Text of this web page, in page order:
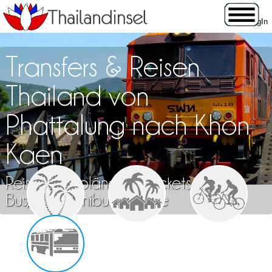
Transfers & Reisen
Thailand von
Phattalung nach Khon
Kaen
Reisen, Fahrpläne und Tickets für Zug,
Bus, Flug, Minibus & Fähre